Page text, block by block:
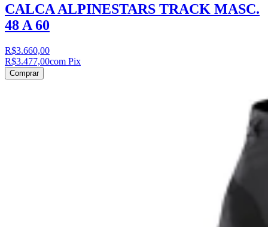
CALCA ALPINESTARS TRACK MASC.
48 A 60
R$3.660,00
R$3.477,00com Pix
Comprar